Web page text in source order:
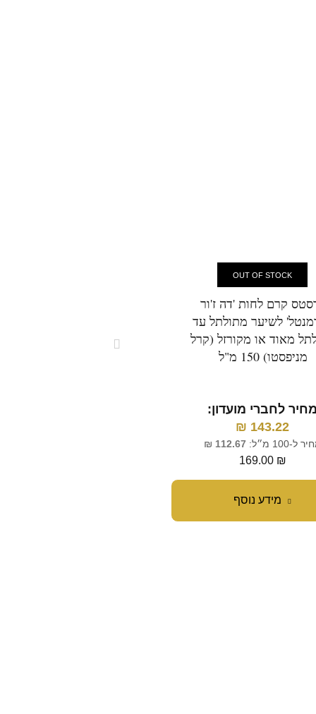
OUT OF STOCK
מידע נוסף
קרם לחות 'דה ז'ור
לשיער מתולתל עד
מאוד או מקורזל (קרל
מניפסטו) 150 מ"ל
מחיר לחברי מועדון:
143.22
₪
ל-100 מ״ל: 112.67
₪
169.00 ₪